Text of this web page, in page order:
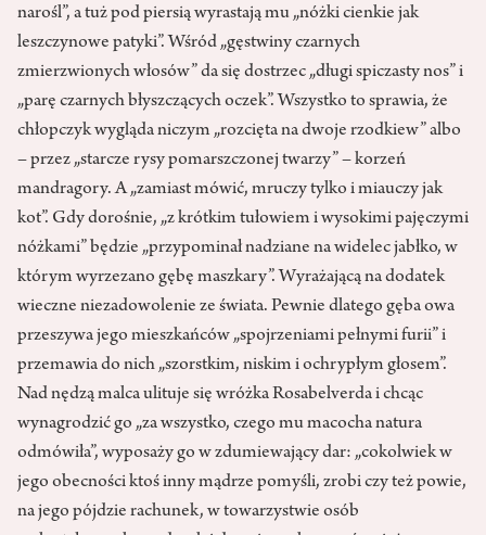
narośl”, a tuż pod piersią wyrastają mu „nóżki cienkie jak
leszczynowe patyki”. Wśród „gęstwiny czarnych
zmierzwionych włosów” da się dostrzec „długi spiczasty nos” i
„parę czarnych błyszczących oczek”. Wszystko to sprawia, że
chłopczyk wygląda niczym „rozcięta na dwoje rzodkiew” albo
– przez „starcze rysy pomarszczonej twarzy” – korzeń
mandragory. A „zamiast mówić, mruczy tylko i miauczy jak
kot”. Gdy dorośnie, „z krótkim tułowiem i wysokimi pajęczymi
nóżkami” będzie „przypominał nadziane na widelec jabłko, w
którym wyrzezano gębę maszkary”. Wyrażającą na dodatek
wieczne niezadowolenie ze świata. Pewnie dlatego gęba owa
przeszywa jego mieszkańców „spojrzeniami pełnymi furii” i
przemawia do nich „szorstkim, niskim i ochrypłym głosem”.
Nad nędzą malca ulituje się wróżka Rosabelverda i chcąc
wynagrodzić go „za wszystko, czego mu macocha natura
odmówiła”, wyposaży go w zdumiewający dar: „cokolwiek w
jego obecności ktoś inny mądrze pomyśli, zrobi czy też powie,
na jego pójdzie rachunek, w towarzystwie osób